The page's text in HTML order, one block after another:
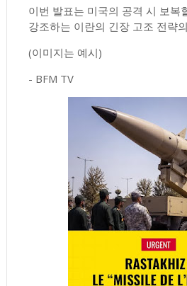
이번 발표는 미국의 공격 시 보복
강조하는 이란의 긴장 고조 전략
(이미지는 예시)
- BFM TV